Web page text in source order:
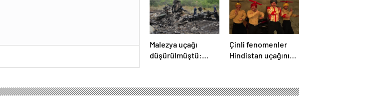
Malezya uçağı
düşürülmüştü:
Çinli fenomenler
Hindistan uçağının
DÜŞÜRÜLDÜ’